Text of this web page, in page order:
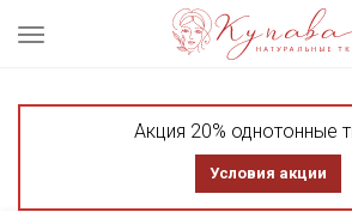
Акция 20% однотонные
Условия акции